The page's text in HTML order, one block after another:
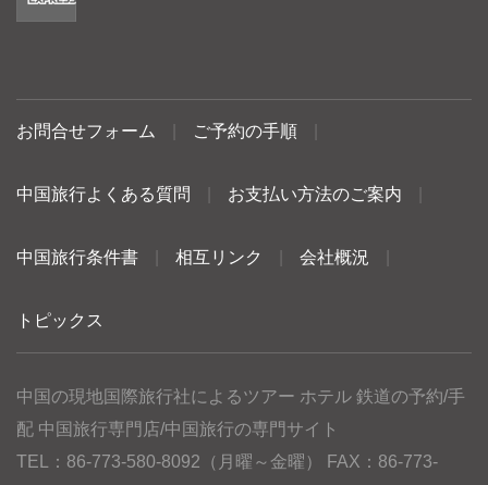
お問合せフォーム ご予約の手順
中国旅行よくある質問 お支払い方法のご案内
中国旅行条件書 相互リンク 会社概況
トピックス
中国の現地国際旅行社によるツアー ホテル 鉄道の予約/手
配 中国旅行専門店/中国旅行の専門サイト
TEL：86-773-580-8092（月曜～金曜） FAX：86-773-